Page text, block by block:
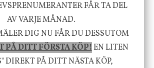
Nicolas Vahé
Serveringsfat, Ostron,
Stengods
415 kr
INFO KÖP
FÅR TA DEL
AV VARJE MÅNAD.
DIG NU FÅR DU DESSUTOM
PÅ DITT FÖRSTA KÖP!EN LITEN
DIREKT PÅ DITT NÄSTA KÖP,